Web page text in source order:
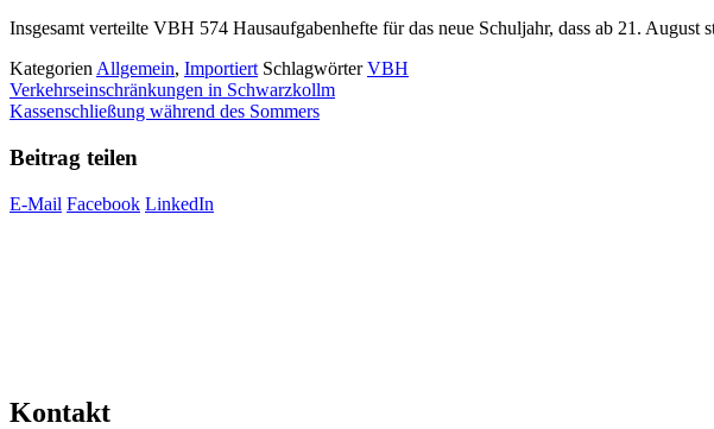
Insgesamt verteilte VBH 574 Hausaufgabenhefte für das neue Schuljahr, dass ab 21. August
Kategorien Allgemein, Importiert SchlagwörterVBH
Verkehrseinschränkungen in Schwarzkollm
Kassenschließung während des Sommers
Beitrag teilen
E-Mail Facebook LinkedIn
Kontakt